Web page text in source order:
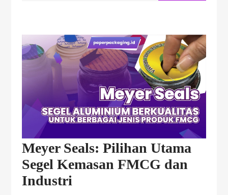
Meyer Seals: Pilihan Utama
Segel Kemasan FMCG dan
Industri